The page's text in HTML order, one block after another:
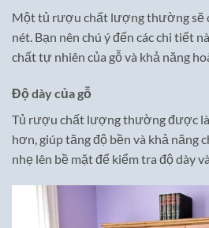
Một tủ rượu chất lượng thường sẽ
nét. Bạn nên chú ý đến các chi tiết
chất tự nhiên của gỗ và khả năng
Độ dày của gỗ
Tủ rượu chất lượng thường được
hơn, giúp tăng độ bền và khả năng
nhẹ lên bề mặt để kiểm tra độ dày